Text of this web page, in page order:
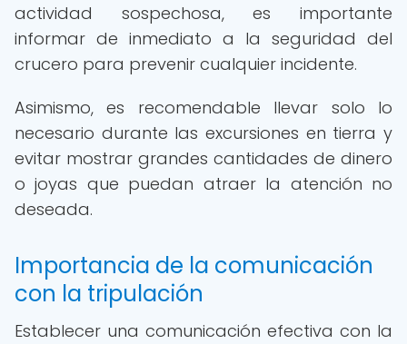
actividad sospechosa, es importante
informar de inmediato a la seguridad del
crucero para prevenir cualquier incidente.
Asimismo, es recomendable llevar solo lo
necesario durante las excursiones en tierra y
evitar mostrar grandes cantidades de dinero
o joyas que puedan atraer la atención no
deseada.
Importancia de la comunicación
con la tripulación
Establecer una comunicación efectiva con la